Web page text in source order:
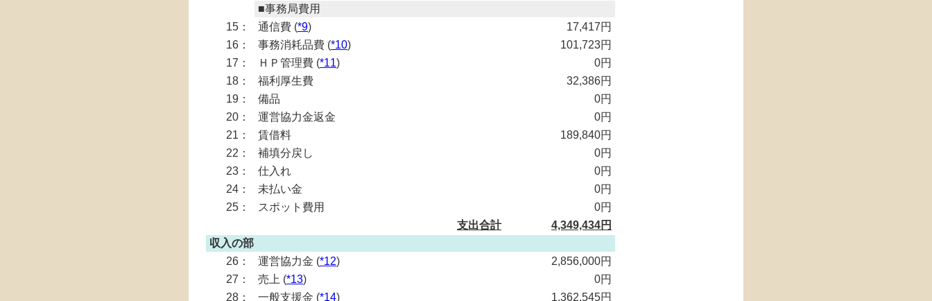
■事務局費用
15：
通信費 (*9)
17,417円
16：
事務消耗品費 (*10)
101,723円
17：
ＨＰ管理費 (*11)
0円
18：
福利厚生費
32,386円
19：
備品
0円
20：
運営協力金返金
0円
21：
賃借料
189,840円
22：
補填分戻し
0円
23：
仕入れ
0円
24：
未払い金
0円
25：
スポット費用
0円
支出合計
4,349,434円
収入の部
26：
運営協力金 (*12)
2,856,000円
27：
売上 (*13)
0円
28：
一般支援金 (*14)
1,362,545円